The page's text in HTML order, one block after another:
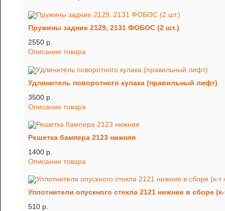
Пружины задние 2129, 2131 ФОБОС (2 шт.)
2550 p.
Описание товара
Удлинитель поворотного кулака (правильный лифт)
3500 p.
Описание товара
Решетка бампера 2123 нижняя
1400 p.
Описание товара
Уплотнители опускного стекла 2121 нижние в сборе
510 p.